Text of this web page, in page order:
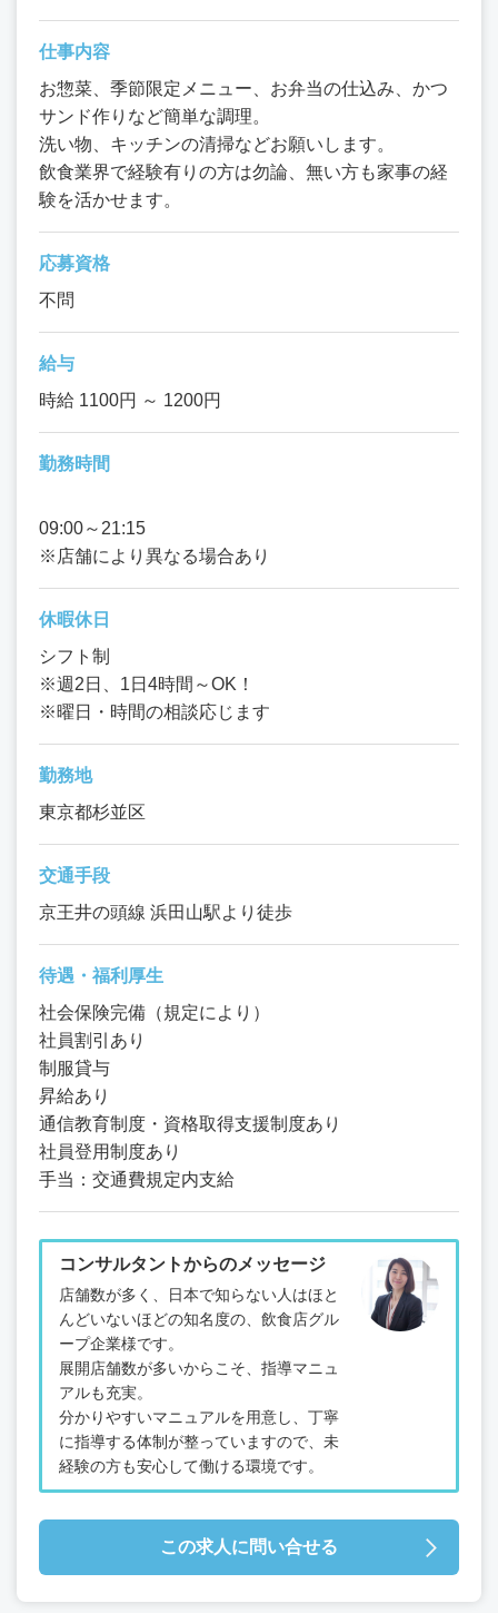
仕事内容
お惣菜、季節限定メニュー、お弁当の仕込み、かつ
サンド作りなど簡単な調理。
洗い物、キッチンの清掃などお願いします。
飲食業界で経験有りの方は勿論、無い方も家事の経
験を活かせます。
応募資格
不問
給与
時給 1100円 ～ 1200円
勤務時間
09:00～21:15
※店舗により異なる場合あり
休暇休日
シフト制
※週2日、1日4時間～OK！
※曜日・時間の相談応じます
勤務地
東京都杉並区
交通手段
京王井の頭線 浜田山駅より徒歩
待遇・福利厚生
社会保険完備（規定により）
社員割引あり
制服貸与
昇給あり
通信教育制度・資格取得支援制度あり
社員登用制度あり
手当：交通費規定内支給
コンサルタントからのメッセージ
店舗数が多く、日本で知らない人はほと
んどいないほどの知名度の、飲食店グル
ープ企業様です。
展開店舗数が多いからこそ、指導マニュ
アルも充実。
分かりやすいマニュアルを用意し、丁寧
に指導する体制が整っていますので、未
経験の方も安心して働ける環境です。
この求人に問い合せる